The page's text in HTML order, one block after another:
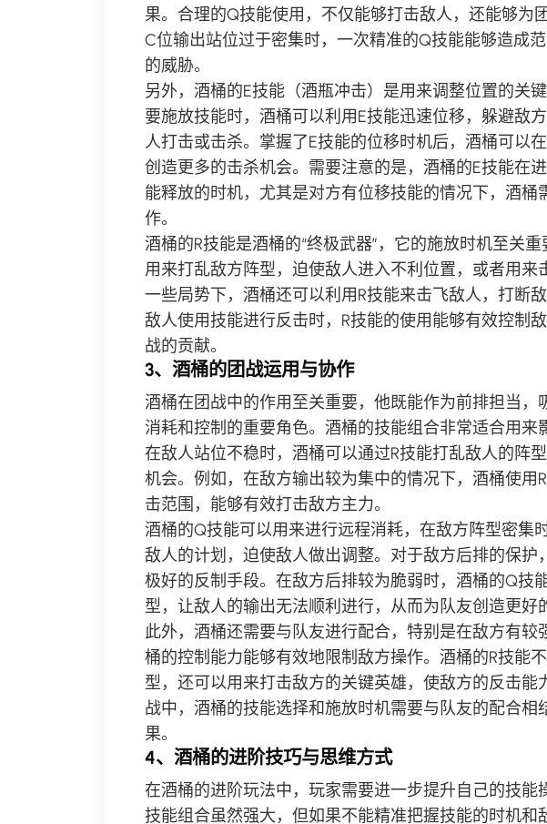
果。合理的Q技能使用，不仅能够打击敌人，还能够为
C位输出站位过于密集时，一次精准的Q技能能够造成
的威胁。
另外，酒桶的E技能（酒瓶冲击）是用来调整位置的关
要施放技能时，酒桶可以利用E技能迅速位移，躲避敌
人打击或击杀。掌握了E技能的位移时机后，酒桶可以
创造更多的击杀机会。需要注意的是，酒桶的E技能在
能释放的时机，尤其是对方有位移技能的情况下，酒桶
作。
酒桶的R技能是酒桶的“终极武器”，它的施放时机至关
用来打乱敌方阵型，迫使敌人进入不利位置，或者用来
一些局势下，酒桶还可以利用R技能来击飞敌人，打断
敌人使用技能进行反击时，R技能的使用能够有效控制
战的贡献。
3、酒桶的团战运用与协作
酒桶在团战中的作用至关重要，他既能作为前排担当，
消耗和控制的重要角色。酒桶的技能组合非常适合用来
在敌人站位不稳时，酒桶可以通过R技能打乱敌人的阵
机会。例如，在敌方输出较为集中的情况下，酒桶使用
击范围，能够有效打击敌方主力。
酒桶的Q技能可以用来进行远程消耗，在敌方阵型密集
敌人的计划，迫使敌人做出调整。对于敌方后排的保护
极好的反制手段。在敌方后排较为脆弱时，酒桶的Q技
型，让敌人的输出无法顺利进行，从而为队友创造更好
此外，酒桶还需要与队友进行配合，特别是在敌方有较
桶的控制能力能够有效地限制敌方操作。酒桶的R技能
型，还可以用来打击敌方的关键英雄，使敌方的反击能
战中，酒桶的技能选择和施放时机需要与队友的配合相
果。
4、酒桶的进阶技巧与思维方式
在酒桶的进阶玩法中，玩家需要进一步提升自己的技能
技能组合虽然强大，但如果不能精准把握技能的时机和